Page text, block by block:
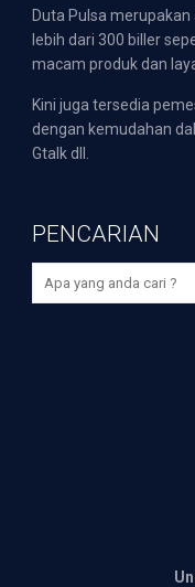
Duta Pulsa
lebih dari 300 biller
macam produk dan
Kini juga tersedia
dengan kemudahan
Gtalk dll.
PENCARIAN